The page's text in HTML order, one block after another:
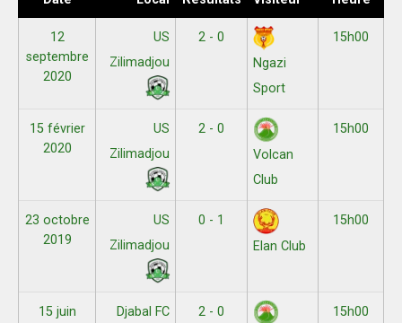
12
septembre
2020
US
Zilimadjou
2 - 0
Ngazi
Sport
15h00
15 février
2020
US
Zilimadjou
2 - 0
Volcan
Club
15h00
23 octobre
2019
US
Zilimadjou
0 - 1
Elan Club
15h00
15 juin
Djabal FC
2 - 0
15h00